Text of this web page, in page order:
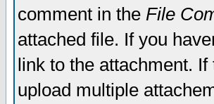
comment in the File
attached file. If you
link to the attachment.
upload multiple